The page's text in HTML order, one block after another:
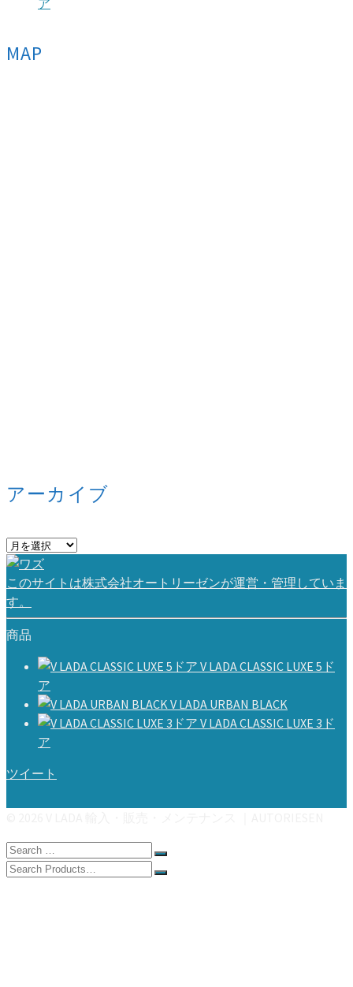
MAP
アーカイブ
ア
ー
カ
イ
ブ
このサイトは株式会社オートリーゼンが運営・管理していま
す。
商品
V LADA CLASSIC LUXE 5ド
ア
V LADA URBAN BLACK
V LADA CLASSIC LUXE 3ド
ア
ツイート
Search
for:
Search